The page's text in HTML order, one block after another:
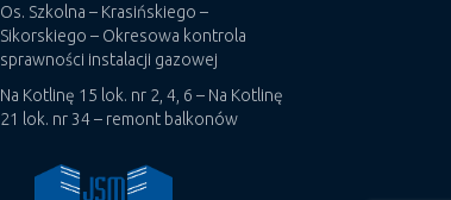
Os. Szkolna – Krasińskiego –
Sikorskiego – Okresowa kontrola
sprawności instalacji gazowej
Na Kotlinę 15 lok. nr 2, 4, 6 – Na Kotlinę
21 lok. nr 34 – remont balkonów